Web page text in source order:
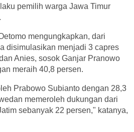
pemilih warga Jawa Timur
mengungkapkan, dari
disimulasikan menjadi 3 capres
Anies, sosok Ganjar Pranowo
meraih 40,8 persen.
Prabowo Subianto dengan 28,3
memeroleh dukungan dari
sebanyak 22 persen," katanya,